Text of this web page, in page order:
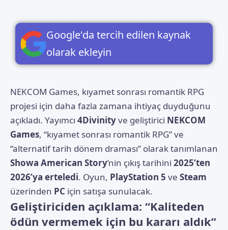
Google'da tercih edilen kaynak
olarak ekleyin
NEKCOM Games, kıyamet sonrası romantik RPG
projesi için daha fazla zamana ihtiyaç duyduğunu
açıkladı. Yayımcı 4Divinityve geliştirici NEKCOM
Games, “kıyamet sonrası romantik RPG” ve
“alternatif tarih dönem draması” olarak tanımlanan
Showa American Story’nin çıkış tarihini 2025’ten
2026’ya erteledi. Oyun, PlayStation 5 ve Steam
üzerinden PC için satışa sunulacak.
Geliştiriciden açıklama: “Kaliteden
ödün vermemek için bu kararı aldık”